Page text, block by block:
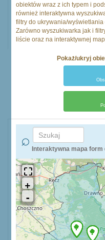
obiektów wraz z ich typem i
również interaktywna
filtry do ukrywania/
Zarówno wyszukiwarka jak i
liście oraz na interaktywnej
Pokaż/ukryj
Interaktywna mapa